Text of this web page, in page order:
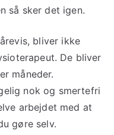
så sker det igen.
bliver ikke
De bliver
måneder.
nok og smertefri
arbejdet med at
gøre selv.